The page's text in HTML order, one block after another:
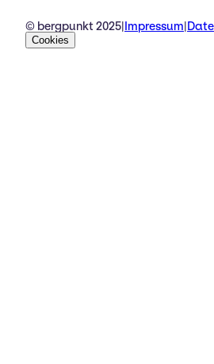
© bergpunkt 2025 Impressum
Cookies